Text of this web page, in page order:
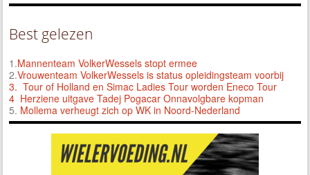
Best gelezen
1.Mannenteam VolkerWessels stopt ermee
2.Vrouwenteam VolkerWessels is status opleidingsteam voorbij
3. Tour of Holland en Simac Ladies Tour worden Eneco Tour
4 Herziene uitgave Tadej Pogacar Onnavolgbare kopman
5. Mollema verheugt zich op WK in Noord-Nederland